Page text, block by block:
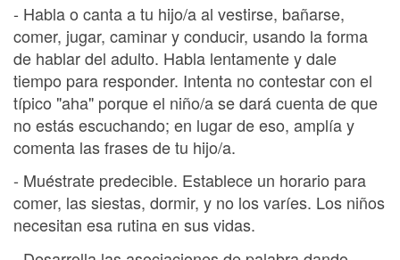
- Habla o canta a tu hijo/a al vestirse, bañarse,
comer, jugar, caminar y conducir, usando la forma
de hablar del adulto. Habla lentamente y dale
tiempo para responder. Intenta no contestar con el
típico "aha" porque el niño/a se dará cuenta de que
no estás escuchando; en lugar de eso, amplía y
comenta las frases de tu hijo/a.
- Muéstrate predecible. Establece un horario para
comer, las siestas, dormir, y no los varíes. Los niños
necesitan esa rutina en sus vidas.